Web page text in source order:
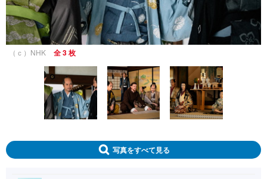
（ｃ）NHK 全 3 枚
写真をすべて見る